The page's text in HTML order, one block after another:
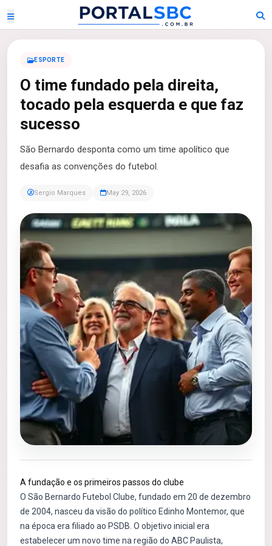
ESPORTE
O time fundado pela direita,
tocado pela esquerda e que faz
sucesso
São Bernardo desponta como um time apolítico que
desafia as convenções do futebol.
Sergio Marques May 29, 2026
A fundação e os primeiros passos do clube
O São Bernardo Futebol Clube, fundado em 20 de dezembro
de 2004, nasceu da visão do político Edinho Montemor, que
na época era filiado ao PSDB. O objetivo inicial era
estabelecer um novo time na região do ABC Paulista,